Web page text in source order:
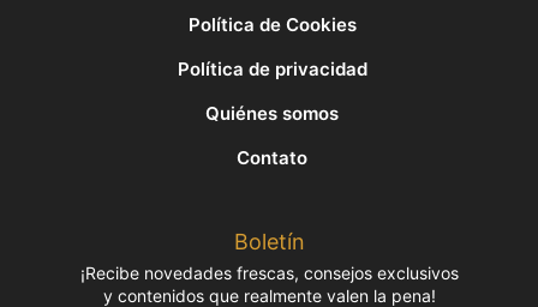
Política de Cookies
Política de privacidad
Quiénes somos
Contato
Boletín
¡Recibe novedades frescas, consejos exclusivos
y contenidos que realmente valen la pena!